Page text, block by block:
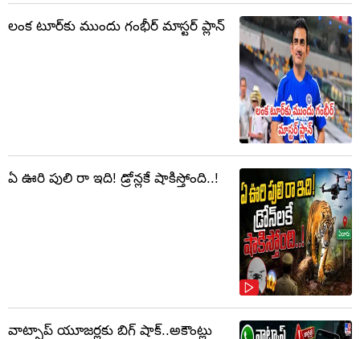
లంక టూర్‌కు ముందు గంభీర్ మాస్టర్ ప్లాన్
ఏ ఊరి పులి రా ఇది! డ్రోన్లకే షాకిస్తోంది..!
వాట్సాప్‌ యూజర్లకు బిగ్ షాక్..అకౌంట్లు